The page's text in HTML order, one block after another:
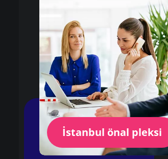
İstanbul önal pleksi